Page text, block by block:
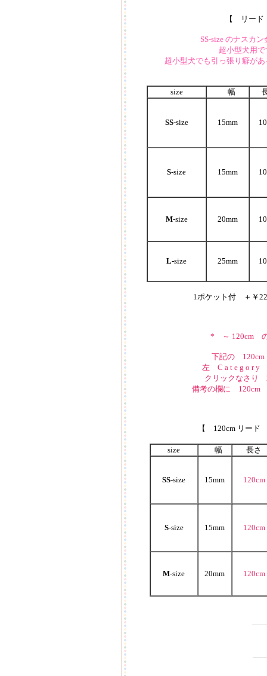
【 リード
SS-size のナスカ
超小型犬用
超小型犬でも引っ張り癖が
size 幅
SS-size 15mm
S-size 15mm
M-size 20mm
L-size 25mm
1ポケット付 ＋￥
* ～ 120cm の
下記の 120cm
左 C a t e g o r y
クリックなさり
備考の欄に 120cm
【 120cm リー
size 幅 長さ
SS-size 15mm 120cm
S-size 15mm 120cm
M-size 20mm 120cm